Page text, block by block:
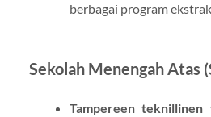
berbagai program
Sekolah Menengah Atas
Tampereen teknillinen